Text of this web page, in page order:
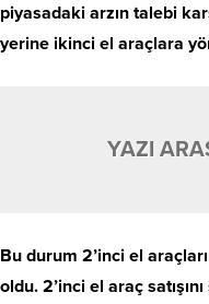
piyasadaki arzın talebi
yerine ikinci el araçlara
YAZI
Bu durum 2’inci el
oldu. 2’inci el araç